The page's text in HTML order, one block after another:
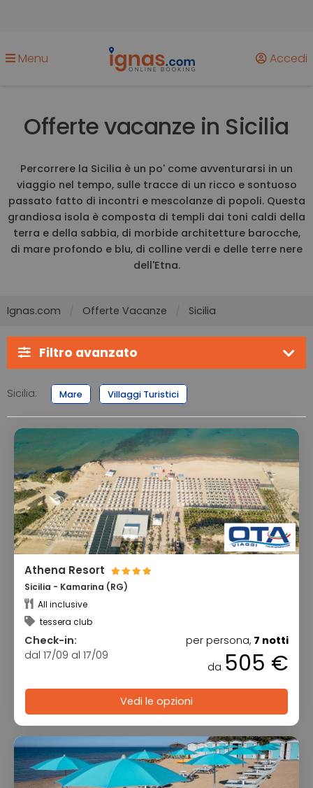
Menu Accedi
Offerte vacanze in Sicilia
Percorrere la Sicilia è un po' come avventurarsi in un
viaggio nel tempo, sulle tracce di un ricco e sontuoso
passato fatto di incontri e mescolanze di popoli. Questa
grandiosa isola è composta di templi dai toni caldi della
terra e della sabbia, di morbide architetture barocche,
di mare profondo e blu, di colline verdi e delle terre nere
dell'Etna.
Ignas.com Offerte Vacanze Sicilia
Filtro avanzato
Sicilia: Mare Villaggi Turistici
Athena Resort
Sicilia - Kamarina (RG)
All inclusive
tessera club
Check-in:
dal 17/09 al 17/09
per persona, 7 notti
da 505 €
Vedi le opzioni